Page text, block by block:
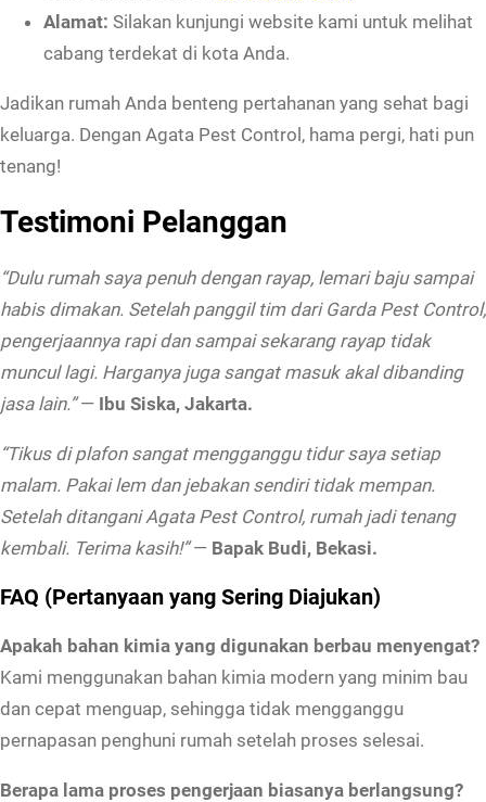
Alamat: Silakan kunjungi website kami untuk melihat
cabang terdekat di kota Anda.
Jadikan rumah Anda benteng pertahanan yang sehat bagi
keluarga. Dengan Agata Pest Control, hama pergi, hati pun
tenang!
Testimoni Pelanggan
“Dulu rumah saya penuh dengan rayap, lemari baju sampai
habis dimakan. Setelah panggil tim dari Garda Pest Control,
pengerjaannya rapi dan sampai sekarang rayap tidak
muncul lagi. Harganya juga sangat masuk akal dibanding
jasa lain.”— Ibu Siska, Jakarta.
“Tikus di plafon sangat mengganggu tidur saya setiap
malam. Pakai lem dan jebakan sendiri tidak mempan.
Setelah ditangani Agata Pest Control, rumah jadi tenang
kembali. Terima kasih!”— Bapak Budi, Bekasi.
FAQ (Pertanyaan yang Sering Diajukan)
Apakah bahan kimia yang digunakan berbau menyengat?
Kami menggunakan bahan kimia modern yang minim bau
dan cepat menguap, sehingga tidak mengganggu
pernapasan penghuni rumah setelah proses selesai.
Berapa lama proses pengerjaan biasanya berlangsung?